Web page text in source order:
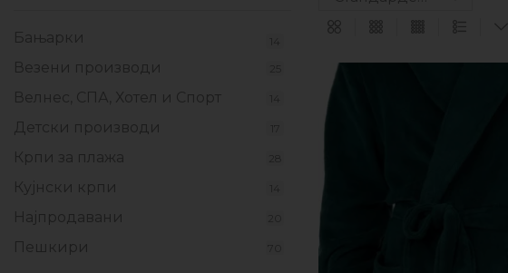
Бањарки
Везени производи
Велнес, СПА, Хотел и Спорт
Детски производи
Крпи за плажа
Кујнски крпи
Најпродавани
Пешкири